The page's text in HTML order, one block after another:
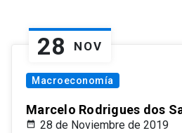
28 NOV
Macroeconomía
Marcelo Rodrigues dos
28 de Noviembre de 2019